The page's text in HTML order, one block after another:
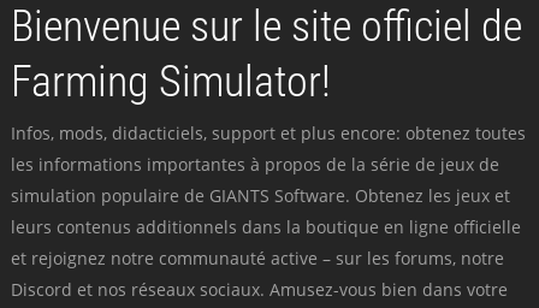
Bienvenue sur le site officiel de
Farming Simulator!
Infos, mods, didacticiels, support et plus encore: obtenez toutes
les informations importantes à propos de la série de jeux de
simulation populaire de GIANTS Software. Obtenez les jeux et
leurs contenus additionnels dans la boutique en ligne officielle
et rejoignez notre communauté active – sur les forums, notre
Discord et nos réseaux sociaux. Amusez-vous bien dans votre